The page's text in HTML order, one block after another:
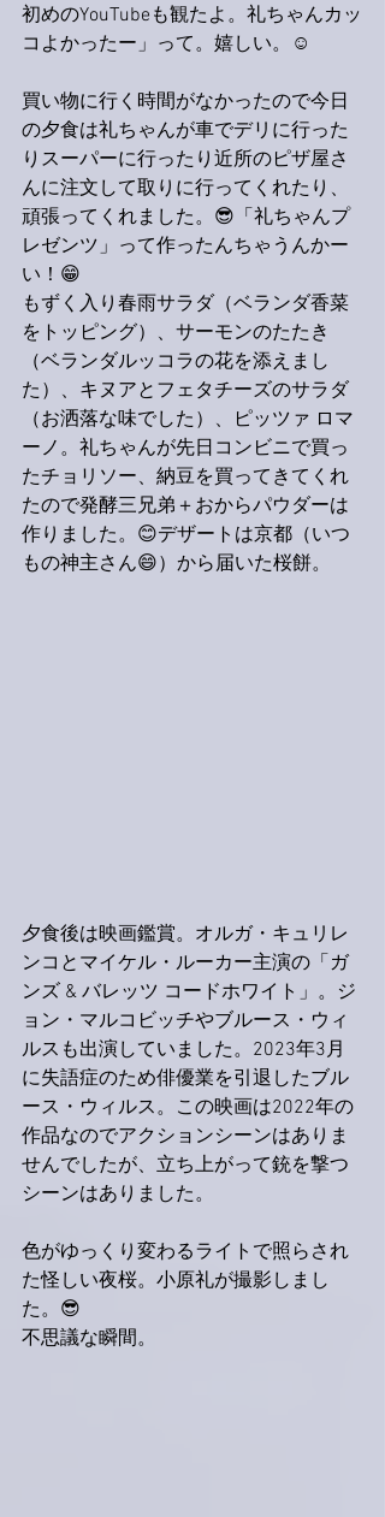
初めのYouTubeも観たよ。礼ちゃんカッ
コよかったー」って。嬉しい。☺️
買い物に行く時間がなかったので今日
の夕食は礼ちゃんが車でデリに行った
りスーパーに行ったり近所のピザ屋さ
んに注文して取りに行ってくれたり、
頑張ってくれました。😎「礼ちゃんプ
レゼンツ」って作ったんちゃうんかー
い！😁
もずく入り春雨サラダ（ベランダ香菜
をトッピング）、サーモンのたたき
（ベランダルッコラの花を添えまし
た）、キヌアとフェタチーズのサラダ
（お洒落な味でした）、ピッツァ ロマ
ーノ。礼ちゃんが先日コンビニで買っ
たチョリソー、納豆を買ってきてくれ
たので発酵三兄弟＋おからパウダーは
作りました。😊デザートは京都（いつ
もの神主さん😄）から届いた桜餅。
夕食後は映画鑑賞。オルガ・キュリレ
ンコとマイケル・ルーカー主演の「ガ
ンズ & バレッツ コードホワイト」。ジ
ョン・マルコビッチやブルース・ウィ
ルスも出演していました。2023年3月
に失語症のため俳優業を引退したブル
ース・ウィルス。この映画は2022年の
作品なのでアクションシーンはありま
せんでしたが、立ち上がって銃を撃つ
シーンはありました。
色がゆっくり変わるライトで照らされ
た怪しい夜桜。小原礼が撮影しまし
た。😎
不思議な瞬間。